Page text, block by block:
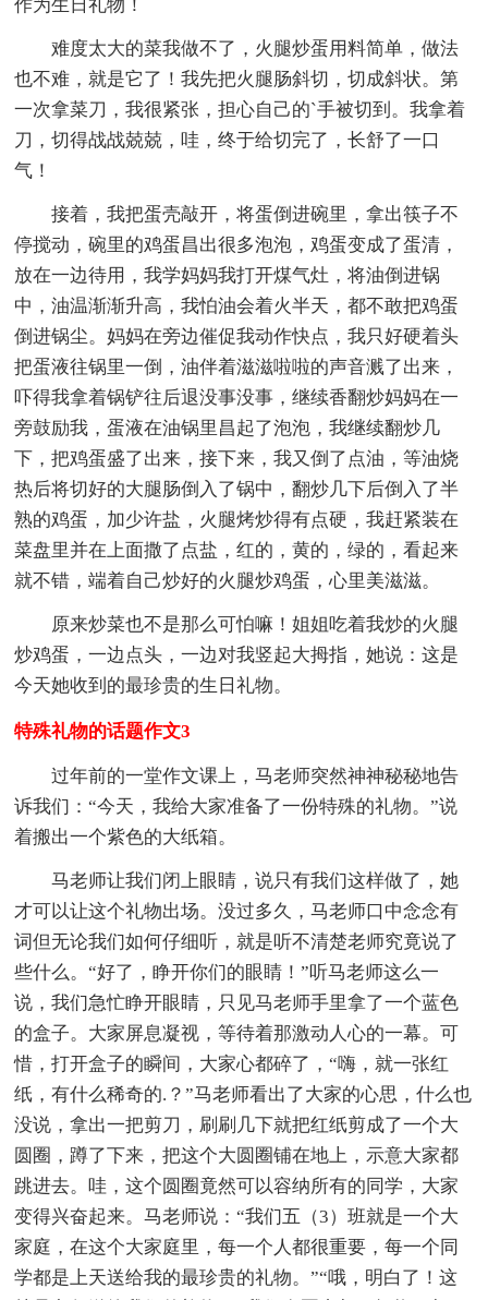
作为生日礼物！
难度太大的菜我做不了，火腿炒蛋用料简单，做法
也不难，就是它了！我先把火腿肠斜切，切成斜状。第
一次拿菜刀，我很紧张，担心自己的`手被切到。我拿着
刀，切得战战兢兢，哇，终于给切完了，长舒了一口
气！
接着，我把蛋壳敲开，将蛋倒进碗里，拿出筷子不
停搅动，碗里的鸡蛋昌出很多泡泡，鸡蛋变成了蛋清，
放在一边待用，我学妈妈我打开煤气灶，将油倒进锅
中，油温渐渐升高，我怕油会着火半天，都不敢把鸡蛋
倒进锅尘。妈妈在旁边催促我动作快点，我只好硬着头
把蛋液往锅里一倒，油伴着滋滋啦啦的声音溅了出来，
吓得我拿着锅铲往后退没事没事，继续香翻炒妈妈在一
旁鼓励我，蛋液在油锅里昌起了泡泡，我继续翻炒几
下，把鸡蛋盛了出来，接下来，我又倒了点油，等油烧
热后将切好的大腿肠倒入了锅中，翻炒几下后倒入了半
熟的鸡蛋，加少许盐，火腿烤炒得有点硬，我赶紧装在
菜盘里并在上面撒了点盐，红的，黄的，绿的，看起来
就不错，端着自己炒好的火腿炒鸡蛋，心里美滋滋。
原来炒菜也不是那么可怕嘛！姐姐吃着我炒的火腿
炒鸡蛋，一边点头，一边对我竖起大拇指，她说：这是
今天她收到的最珍贵的生日礼物。
特殊礼物的话题作文3
过年前的一堂作文课上，马老师突然神神秘秘地告
诉我们：“今天，我给大家准备了一份特殊的礼物。”说
着搬出一个紫色的大纸箱。
马老师让我们闭上眼睛，说只有我们这样做了，她
才可以让这个礼物出场。没过多久，马老师口中念念有
词但无论我们如何仔细听，就是听不清楚老师究竟说了
些什么。“好了，睁开你们的眼睛！”听马老师这么一
说，我们急忙睁开眼睛，只见马老师手里拿了一个蓝色
的盒子。大家屏息凝视，等待着那激动人心的一幕。可
惜，打开盒子的瞬间，大家心都碎了，“嗨，就一张红
纸，有什么稀奇的.？”马老师看出了大家的心思，什么也
没说，拿出一把剪刀，刷刷几下就把红纸剪成了一个大
圆圈，蹲了下来，把这个大圆圈铺在地上，示意大家都
跳进去。哇，这个圆圈竟然可以容纳所有的同学，大家
变得兴奋起来。马老师说：“我们五（3）班就是一个大
家庭，在这个大家庭里，每一个人都很重要，每一个同
学都是上天送给我的最珍贵的礼物。”“哦，明白了！这